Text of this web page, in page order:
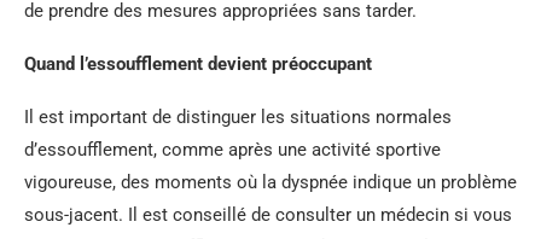
de prendre des mesures appropriées sans tarder.
Quand l’essoufflement devient préoccupant
Il est important de distinguer les situations normales
d’essoufflement, comme après une activité sportive
vigoureuse, des moments où la dyspnée indique un problème
sous-jacent. Il est conseillé de consulter un médecin si vous